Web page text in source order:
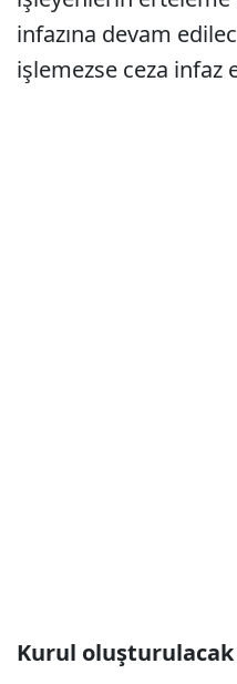
infazına devam
işlemezse ceza infaz
Kurul oluşturulacak